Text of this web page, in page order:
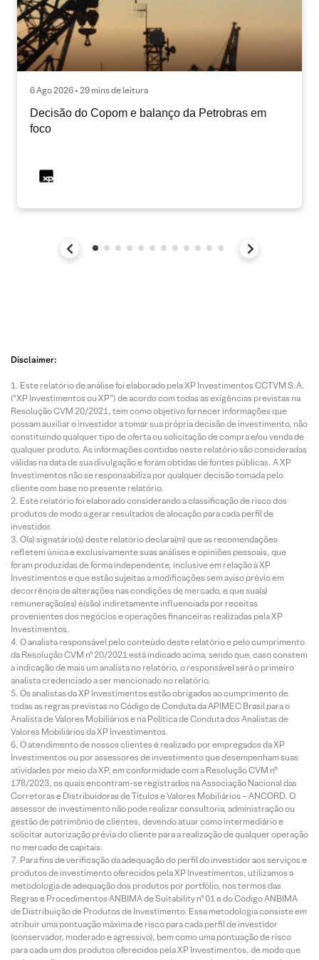
6 Ago 2026 • 29 mins de leitura
Decisão do Copom e balanço da Petrobras em
foco
Disclaimer:
Este relatório de análise foi elaborado pela XP Investimentos CCTVM S.A.
(“XP Investimentos ou XP”) de acordo com todas as exigências previstas na
Resolução CVM 20/2021, tem como objetivo fornecer informações que
possam auxiliar o investidor a tomar sua própria decisão de investimento, não
constituindo qualquer tipo de oferta ou solicitação de compra e/ou venda de
qualquer produto. As informações contidas neste relatório são consideradas
válidas na data de sua divulgação e foram obtidas de fontes públicas. A XP
Investimentos não se responsabiliza por qualquer decisão tomada pelo
cliente com base no presente relatório.
Este relatório foi elaborado considerando a classificação de risco dos
produtos de modo a gerar resultados de alocação para cada perfil de
investidor.
O(s) signatário(s) deste relatório declara(m) que as recomendações
refletem única e exclusivamente suas análises e opiniões pessoais, que
foram produzidas de forma independente, inclusive em relação à XP
Investimentos e que estão sujeitas a modificações sem aviso prévio em
decorrência de alterações nas condições de mercado, e que sua(s)
remuneração(es) é(são) indiretamente influenciada por receitas
provenientes dos negócios e operações financeiras realizadas pela XP
Investimentos.
O analista responsável pelo conteúdo deste relatório e pelo cumprimento
da Resolução CVM nº 20/2021 está indicado acima, sendo que, caso constem
a indicação de mais um analista no relatório, o responsável será o primeiro
analista credenciado a ser mencionado no relatório.
Os analistas da XP Investimentos estão obrigados ao cumprimento de
todas as regras previstas no Código de Conduta da APIMEC Brasil para o
Analista de Valores Mobiliários e na Política de Conduta dos Analistas de
Valores Mobiliários da XP Investimentos.
O atendimento de nossos clientes é realizado por empregados da XP
Investimentos ou por assessores de investimento que desempenham suas
atividades por meio da XP, em conformidade com a Resolução CVM nº
178/2023, os quais encontram-se registrados na Associação Nacional das
Corretoras e Distribuidoras de Títulos e Valores Mobiliários – ANCORD. O
assessor de investimento não pode realizar consultoria, administração ou
gestão de patrimônio de clientes, devendo atuar como intermediário e
solicitar autorização prévia do cliente para a realização de qualquer operação
no mercado de capitais.
Para fins de verificação da adequação do perfil do investidor aos serviços e
produtos de investimento oferecidos pela XP Investimentos, utilizamos a
metodologia de adequação dos produtos por portfólio, nos termos das
Regras e Procedimentos ANBIMA de Suitability nº 01 e do Código ANBIMA
de Distribuição de Produtos de Investimento. Essa metodologia consiste em
atribuir uma pontuação máxima de risco para cada perfil de investidor
(conservador, moderado e agressivo), bem como uma pontuação de risco
para cada um dos produtos oferecidos pela XP Investimentos, de modo que